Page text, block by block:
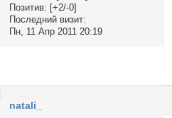
Позитив: [+2/-0]
Последний визит:
Пн, 11 Апр 2011 20:19
nаtali_